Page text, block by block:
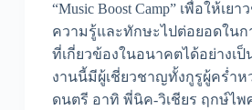
“Music Boost Camp” เพื่อให้เย
ความรู้และทักษะไปต่อยอดใน
ที่เกี่ยวข้องในอนาคตได้อย่าง
งานนี้มีผู้เชี่ยวชาญทั้งกูรูผู้คร่ำห
ดนตรี อาทิ พี่นิค-วิเชียร ฤกษ์ไพ